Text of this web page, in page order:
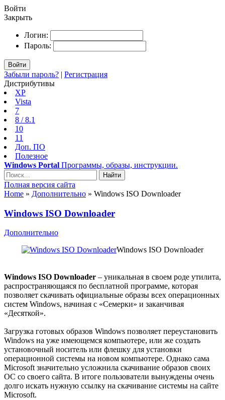
Войти
Закрыть
Логин:
Пароль:
Войти
Забыли пароль? | Регистрация
Дистрибутивы
XP
Vista
7
8 / 8.1
10
11
Доп. ПО
Полезное
Windows Portal Программы, образы, инструкции.
Найти
Полная версия сайта
Home » Дополнительно » Windows ISO Downloader
Windows ISO Downloader
Дополнительно
Windows ISO Downloader
Windows ISO Downloader – уникальная в своем роде утилита,
распространяющаяся по бесплатной программе, которая
позволяет скачивать официальные образы всех операционных
систем Windows, начиная с «Семерки» и заканчивая
«Десяткой».
Загрузка готовых образов Windows позволяет переустановить
Windows на уже имеющемся компьютере, или же создать
установочный носитель или флешку для установки
операционной системы на новом компьютере. Однако сама
Microsoft значительно усложнила скачивание образов своих
ОС со своего сайта. В итоге пользователи вынуждены очень
долго искать нужную ссылку на скачивание системы на сайте
Microsoft.